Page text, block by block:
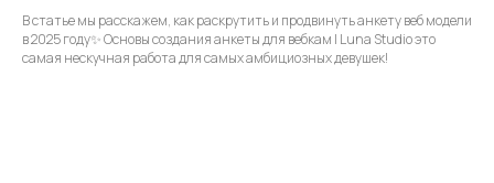
В статье мы расскажем, как раскрутить и продвинуть анкету веб модели
в 2025 году✨ Основы создания анкеты для вебкам | Luna Studio это
самая нескучная работа для самых амбициозных девушек!